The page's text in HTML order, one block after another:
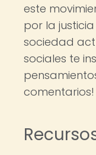
este
por la
sociedad
sociales te
comentarios!